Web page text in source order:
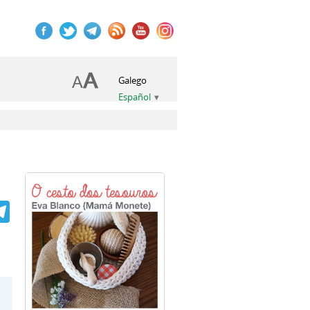
Galego
Español
Telegram